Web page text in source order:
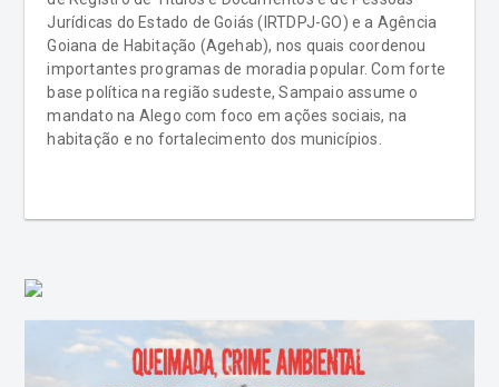
Jurídicas do Estado de Goiás (IRTDPJ-GO) e a Agência
Goiana de Habitação (Agehab), nos quais coordenou
importantes programas de moradia popular. Com forte
base política na região sudeste, Sampaio assume o
mandato na Alego com foco em ações sociais, na
habitação e no fortalecimento dos municípios.